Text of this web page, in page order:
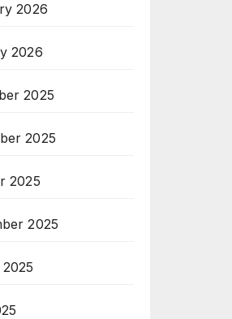
2026
2026
2025
2025
2025
2025